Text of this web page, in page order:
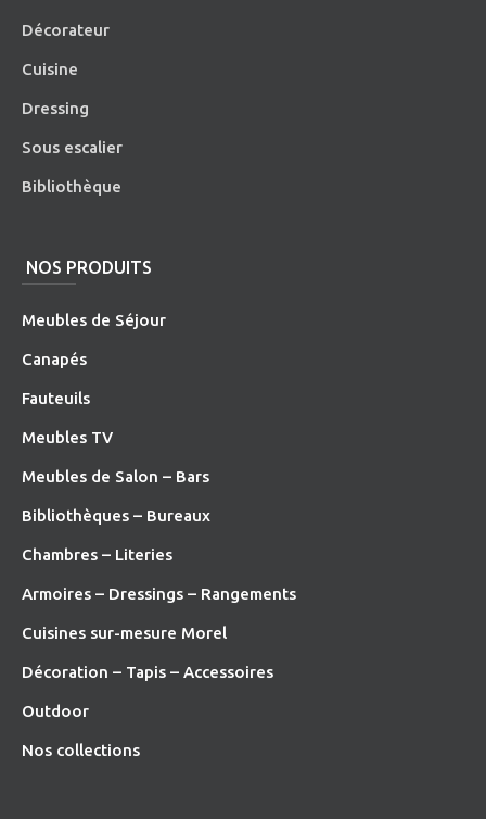
Décorateur
Cuisine
Dressing
Sous escalier
Bibliothèque
NOS PRODUITS
Meubles de Séjour
Canapés
Fauteuils
Meubles TV
Meubles de Salon – Bars
Bibliothèques – Bureaux
Chambres – Literies
Armoires – Dressings – Rangements
Cuisines sur-mesure Morel
Décoration – Tapis – Accessoires
Outdoor
Nos collections